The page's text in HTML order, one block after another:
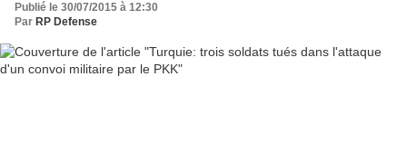
Publié le 30/07/2015 à 12:30
Par RP Defense